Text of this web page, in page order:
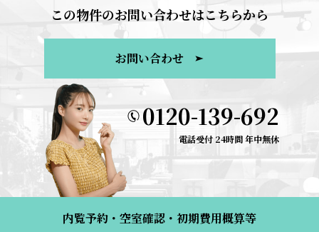
この物件のお問い合わせはこちらから
お問い合わせ
0120-139-692
電話受付 24時間 年中無休
内覧予約・空室確認・初期費用概算等